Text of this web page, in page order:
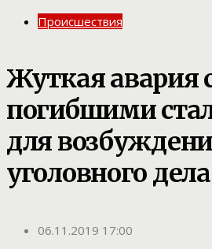
Происшествия
Жуткая авария
погибшими
для
уголовного дела
06.11.2019 17:00